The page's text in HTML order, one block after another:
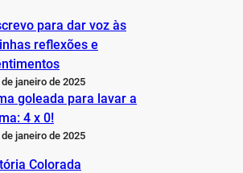
para dar voz às
reflexões e
janeiro de 2025
goleada para lavar a
4 x 0!
janeiro de 2025
Colorada